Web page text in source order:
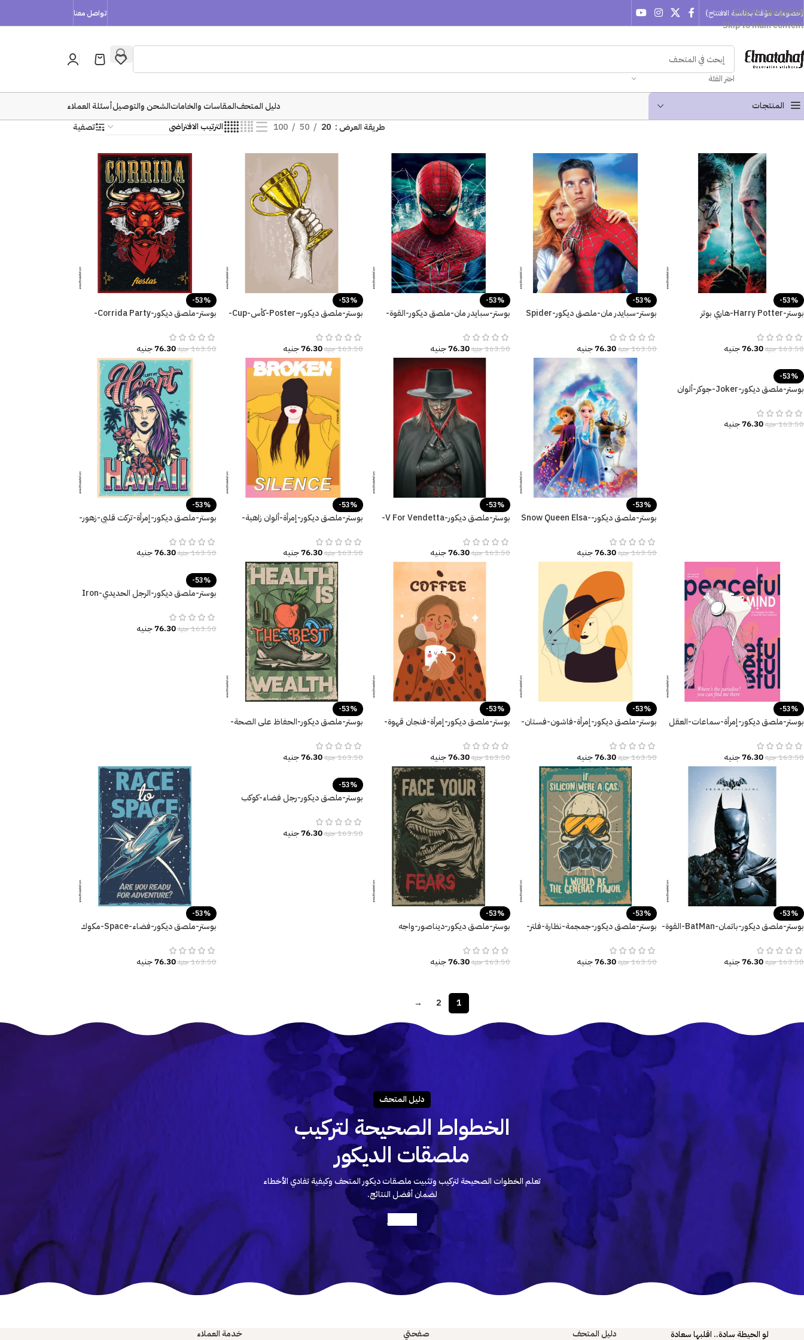
Skip to navigation
Skip to main content
(خصومات مؤقتة بمناسبة الافتتاح) تواصل معنا
اختر الفئة
المنتجـات دليل المتحفالمقاسات والخاماتالشحن والتوصيلأسئلة العملاء
طريقة العرض
20
50
100 تصفية
-53%
بوستر-Harry Potter-هاري بوتر
163.50جنيه76.30جنيه
-53%
بوستر-سبايدر مان-ملصق ديكور-Spider
163.50جنيه76.30جنيه
-53%
بوستر-سبايدر مان-ملصق ديكور-القوة-
163.50جنيه76.30جنيه
-53%
بوستر-ملصق ديكور–Poster-كأس-Cup-
163.50جنيه76.30جنيه
-53%
بوستر-ملصق ديكور-Corrida Party-
163.50جنيه76.30جنيه
-53%
بوستر-ملصق ديكور-Joker-جوكر-ألوان
163.50جنيه76.30جنيه
-53%
بوستر-ملصق ديكور-Snow Queen Elsa-
163.50جنيه76.30جنيه
-53%
بوستر-ملصق ديكور-V For Vendetta-
163.50جنيه76.30جنيه
-53%
بوستر-ملصق ديكور-إمرأة-ألوان زاهية-
163.50جنيه76.30جنيه
-53%
بوستر-ملصق ديكور-إمرأة-تركت قلبي-زهور-
163.50جنيه76.30جنيه
-53%
بوستر-ملصق ديكور-إمرأة-سماعات-العقل
163.50جنيه76.30جنيه
-53%
بوستر-ملصق ديكور-إمرأة-فاشون-فستان-
163.50جنيه76.30جنيه
-53%
بوستر-ملصق ديكور-إمرأة-فنجان قهوة-
163.50جنيه76.30جنيه
-53%
بوستر-ملصق ديكور-الحفاظ على الصحة-
163.50جنيه76.30جنيه
-53%
بوستر-ملصق ديكور-الرجل الحديدي-Iron
163.50جنيه76.30جنيه
-53%
بوستر-ملصق ديكور-باتمان-BatMan-القوة-
163.50جنيه76.30جنيه
-53%
بوستر-ملصق ديكور-جمجمة-نظارة-فلتر-
163.50جنيه76.30جنيه
-53%
بوستر-ملصق ديكور-ديناصور-واجه
163.50جنيه76.30جنيه
-53%
بوستر-ملصق ديكور-رجل فضاء-كوكب
163.50جنيه76.30جنيه
-53%
بوستر-ملصق ديكور-فضاء-Space-مكوك
163.50جنيه76.30جنيه
1
2
→
دليـل المتحـف
الخطواط الصحيحة لتركيب
ملصقات الديكور
تعلم الخطوات الصحيحة لتركيب وتثبيت ملصقات ديكور المتحف وكيفية تفادي الأخطاء
لضمان أفضل النتائج.
لو الحيطة سادة.. اقلبها سعادة دليل المتحف صفحتي خدمة العملاء